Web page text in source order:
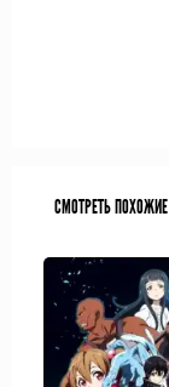
СМОТРЕТЬ ПОХОЖИЕ